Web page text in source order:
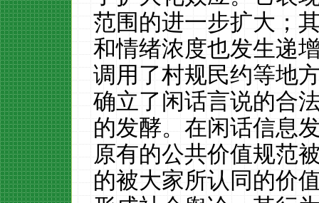
范围的进一步扩大；
和情绪浓度也发生递
调用了村规民约等地
确立了闲话言说的合
的发酵。在闲话信息
原有的公共价值规范
的被大家所认同的价